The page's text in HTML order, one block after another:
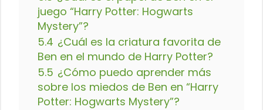
juego “Harry Potter: Hogwarts
Mystery”?
5.4 ¿Cuál es la criatura favorita de
Ben en el mundo de Harry Potter?
5.5 ¿Cómo puedo aprender más
sobre los miedos de Ben en “Harry
Potter: Hogwarts Mystery”?